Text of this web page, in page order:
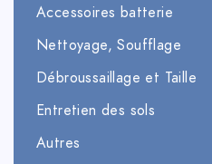
Accessoires batterie
Nettoyage, Soufflage
Débroussaillage et Taille
Entretien des sols
Autres